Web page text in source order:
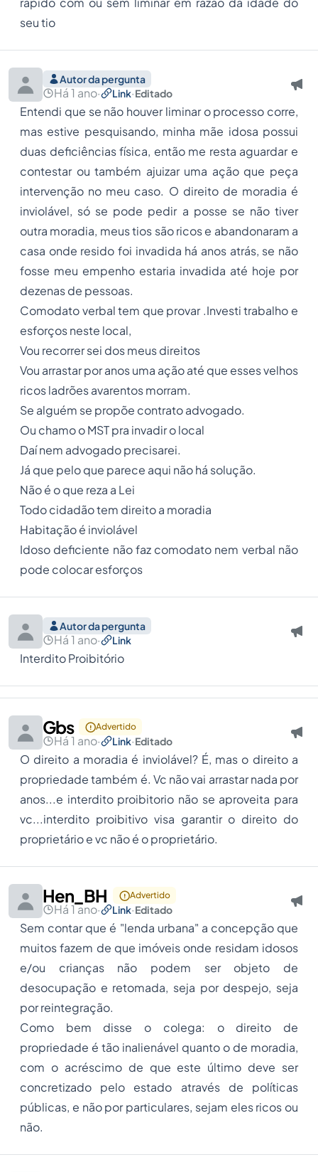
seu tio
Autor da pergunta
Há 1 ano· Link· Editado
Entendi que se não houver liminar o processo corre,
mas estive pesquisando, minha mãe idosa possui
duas deficiências física, então me resta aguardar e
contestar ou também ajuizar uma ação que peça
intervenção no meu caso. O direito de moradia é
inviolável, só se pode pedir a posse se não tiver
outra moradia, meus tios são ricos e abandonaram a
casa onde resido foi invadida há anos atrás, se não
fosse meu empenho estaria invadida até hoje por
dezenas de pessoas.
Comodato verbal tem que provar .Investi trabalho e
esforços neste local,
Vou recorrer sei dos meus direitos
Vou arrastar por anos uma ação até que esses velhos
ricos ladrões avarentos morram.
Se alguém se propõe contrato advogado.
Ou chamo o MST pra invadir o local
Daí nem advogado precisarei.
Já que pelo que parece aqui não há solução.
Não é o que reza a Lei
Todo cidadão tem direito a moradia
Habitação é inviolável
Idoso deficiente não faz comodato nem verbal não
pode colocar esforços
Autor da pergunta
Há 1 ano· Link
Interdito Proibitório
Gbs Advertido
Há 1 ano· Link· Editado
O direito a moradia é inviolável? É, mas o direito a
propriedade também é. Vc não vai arrastar nada por
anos...e interdito proibitorio não se aproveita para
vc...interdito proibitivo visa garantir o direito do
proprietário e vc não é o proprietário.
Hen_BH Advertido
Há 1 ano· Link· Editado
Sem contar que é "lenda urbana" a concepção que
muitos fazem de que imóveis onde residam idosos
e/ou crianças não podem ser objeto de
desocupação e retomada, seja por despejo, seja
por reintegração.
Como bem disse o colega: o direito de
propriedade é tão inalienável quanto o de moradia,
com o acréscimo de que este último deve ser
concretizado pelo estado através de políticas
públicas, e não por particulares, sejam eles ricos ou
não.